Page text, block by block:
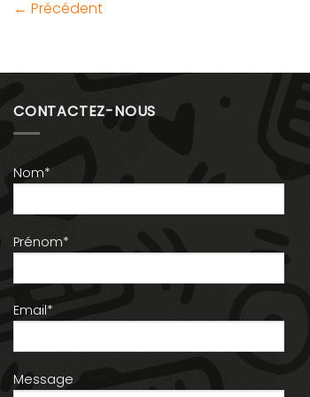
← Précédent
CONTACTEZ-NOUS
Nom*
Prénom*
Email*
Message